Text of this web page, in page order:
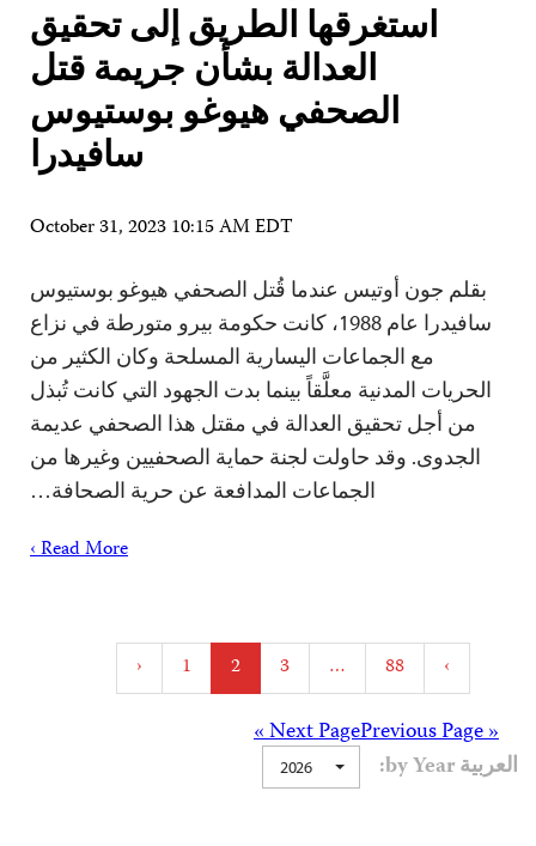
استغرقها الطريق إلى تحقيق
العدالة بشأن جريمة قتل
الصحفي هيوغو بوستيوس
سافيدرا
October 31, 2023 10:15 AM EDT
بقلم جون أوتيس عندما قُتل الصحفي هيوغو بوستيوس
سافيدرا عام 1988، كانت حكومة بيرو متورطة في نزاع
مع الجماعات اليسارية المسلحة وكان الكثير من
الحريات المدنية معلَّقاً بينما بدت الجهود التي كانت تُبذل
من أجل تحقيق العدالة في مقتل هذا الصحفي عديمة
الجدوى. وقد حاولت لجنة حماية الصحفيين وغيرها من
الجماعات المدافعة عن حرية الصحافة…
Read More ›
Posts
pagination
‹ 1 2 3 … 88 ›
Posts
navigation
Next Page »
« Previous Page
العربية by Year:
2026